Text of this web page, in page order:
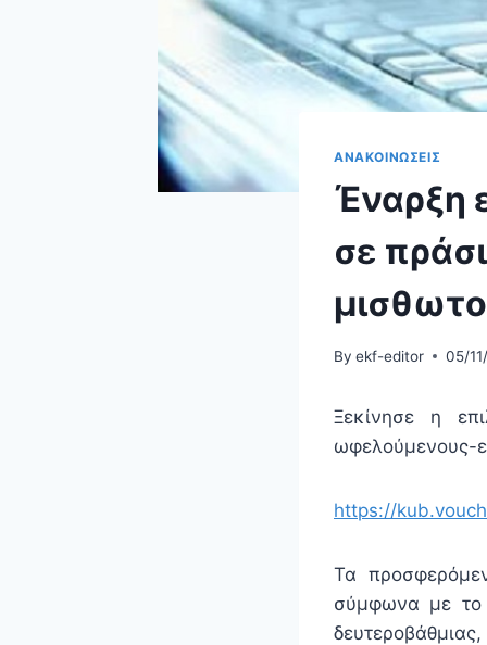
ΑΝΑΚΟΙΝΩΣΕΙΣ
Έναρξη
σε
By ekf-editor 05/
Ξεκίνησε η
ωφελούμενους-
https://
Τα
σύμφωνα με το